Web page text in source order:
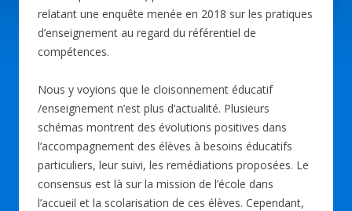
b
o
o
k
e
dI
n
s
A
p
sk
y
l g
er
relatant une enquête menée en 2018 sur les pratiques
d’enseignement au regard du référentiel de
compétences.
Nous y voyions que le cloisonnement éducatif
/enseignement n’est plus d’actualité. Plusieurs
schémas montrent des évolutions positives dans
l’accompagnement des élèves à besoins éducatifs
particuliers, leur suivi, les remédiations proposées. Le
consensus est là sur la mission de l’école dans
l’accueil et la scolarisation de ces élèves. Cependant,